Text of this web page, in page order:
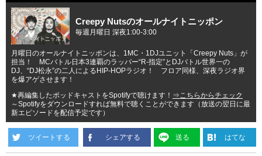
Creepy Nutsのオールナイトニッポン
毎週月曜日 深夜1:00-3:00
月曜日のオールナイトニッポンは、1MC・1DJユニット「Creepy Nuts」が
担当！ MCバトル日本3連覇のラッパー“R-指定”とDJバトル世界一の
DJ、“DJ松永”の二人によるHIP-HOPラジオ！ フロア同様、深夜ラジオ界
を爆アゲさせます！
★再編集したポッドキャストをSpotifyで聴けます！ ⇒こちらからチェック
～Spotifyをダウンロードすれば無料で聴くことができます（放送の翌日に最
新エピソードを配信予定です）
ツイートする シェアする 送る はてな